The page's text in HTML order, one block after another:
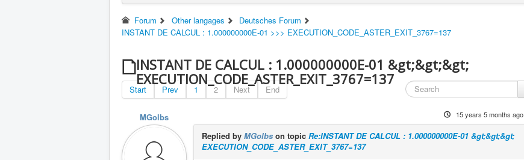
Forum Other langages
Deutsches Forum
INSTANT DE CALCUL : 1.000000000E-01 >>> EXECUTION_CODE_ASTER_EXIT_3767=137
INSTANT DE CALCUL : 1.000000000E-01 &gt;&gt;&gt;
EXECUTION_CODE_ASTER_EXIT_3767=137
Start Prev 1 2 Next End
MGolbs 15 years 5 months ago
Replied byMGolbs on topicRe:INSTANT DE CALCUL : 1.000000000E-01 &gt;&gt;&gt;
EXECUTION_CODE_ASTER_EXIT_3767=137